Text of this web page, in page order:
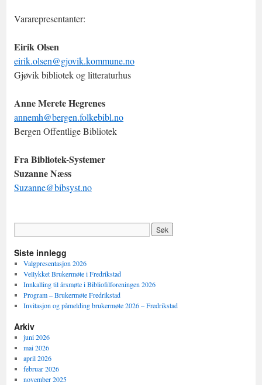
Vararepresentanter:
Eirik Olsen
eirik.olsen@gjovik.kommune.no
Gjøvik bibliotek og litteraturhus
Anne Merete Hegrenes
annemh@bergen.folkebibl.no
Bergen Offentlige Bibliotek
Fra Bibliotek-Systemer
Suzanne Næss
Suzanne@bibsyst.no
Siste innlegg
Valgpresentasjon 2026
Vellykket Brukermøte i Fredrikstad
Innkalling til årsmøte i Bibliofilforeningen 2026
Program – Brukermøte Fredrikstad
Invitasjon og påmelding brukermøte 2026 – Fredrikstad
Arkiv
juni 2026
mai 2026
april 2026
februar 2026
november 2025